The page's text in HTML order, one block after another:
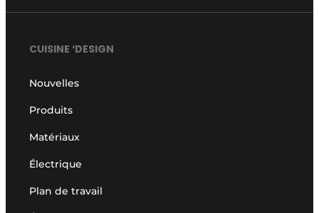
CUISINE ‘DESIGN
Nouvelles
Produits
Matériaux
Électrique
Plan de travail